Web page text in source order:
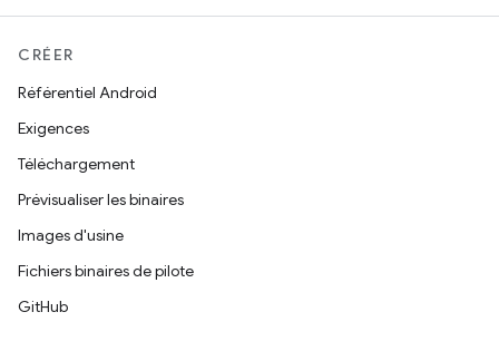
CRÉER
Référentiel Android
Exigences
Téléchargement
Prévisualiser les binaires
Images d'usine
Fichiers binaires de pilote
GitHub